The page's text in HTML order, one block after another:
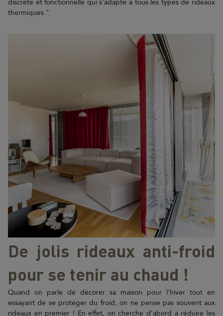
discrète et fonctionnelle qui s'adapte à tous les types de rideaux
thermiques."
De jolis rideaux anti-froid
pour se tenir au chaud !
Quand on parle de décorer sa maison pour l’hiver tout en
essayant de se protéger du froid, on ne pense pas souvent aux
rideaux en premier ! En effet, on cherche d’abord à réduire les